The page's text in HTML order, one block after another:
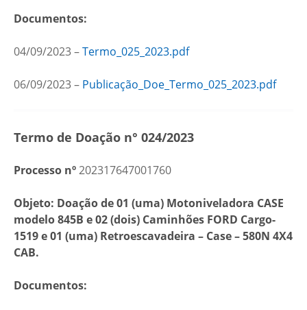
Documentos:
04/09/2023 –Termo_025_2023.pdf
06/09/2023 – Publicação_Doe_Termo_025_2023.pdf
Termo de Doação n° 024/2023
Processo nº202317647001760
Objeto: Doação de 01 (uma) Motoniveladora CASE
modelo 845B e 02 (dois) Caminhões FORD Cargo-
1519 e 01 (uma) Retroescavadeira – Case – 580N 4X4
CAB.
Documentos: